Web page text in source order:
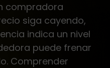
compradora
siga cayendo,
indica un nivel
puede frenar
Comprender